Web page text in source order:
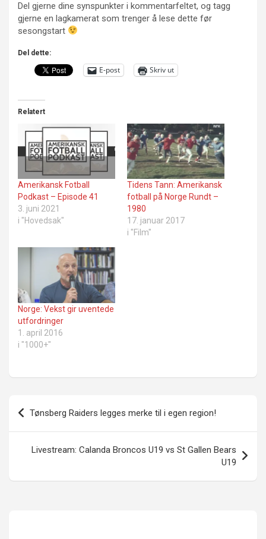
Del gjerne dine synspunkter i kommentarfeltet, og tagg
gjerne en lagkamerat som trenger å lese dette før
sesongstart
Del dette:
E-post Skriv ut
Relatert
Amerikansk Fotball
Podkast – Episode 41
3. juni 2021
i "Hovedsak"
Tidens Tann: Amerikansk
fotball på Norge Rundt –
1980
17. januar 2017
i "Film"
Norge: Vekst gir uventede
utfordringer
1. april 2016
i "1000+"
Innleggsnavigasjon
Tønsberg Raiders legges merke til i egen region!
Livestream: Calanda Broncos U19 vs St Gallen Bears
U19